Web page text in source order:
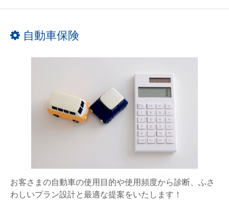
自動車保険
お客さまの自動車の使用目的や使用頻度から診断、ふさ
わしいプラン設計と最適な提案をいたします！